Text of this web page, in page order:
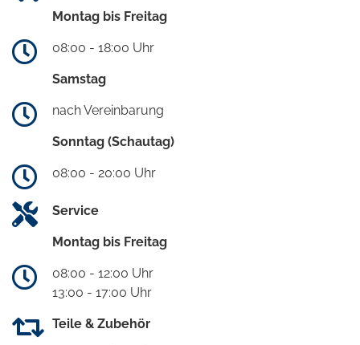
Montag bis Freitag
08:00 - 18:00 Uhr
Samstag
nach Vereinbarung
Sonntag (Schautag)
08:00 - 20:00 Uhr
Service
Montag bis Freitag
08:00 - 12:00 Uhr
13:00 - 17:00 Uhr
Teile & Zubehör